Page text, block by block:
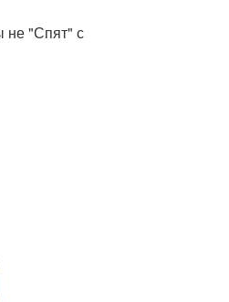
не "Спят" с